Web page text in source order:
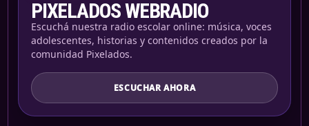
PIXELADOS WEBRADIO
Escuchá nuestra radio escolar online: música, voces
adolescentes, historias y contenidos creados por la
comunidad Pixelados.
ESCUCHAR AHORA